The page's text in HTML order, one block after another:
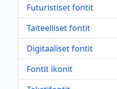
Futuristiset fontit
Taiteelliset fontit
Digitaaliset fontit
Fontit ikonit